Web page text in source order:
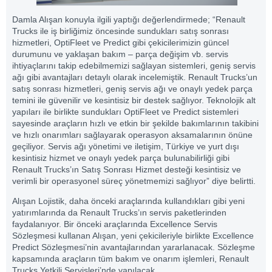
Damla Alışan konuyla ilgili yaptığı değerlendirmede; “Renault
Trucks ile iş birliğimiz öncesinde sundukları satış sonrası
hizmetleri, OptiFleet ve Predict gibi çekicilerimizin güncel
durumunu ve yaklaşan bakım – parça değişim vb. servis
ihtiyaçlarını takip edebilmemizi sağlayan sistemleri, geniş servis
ağı gibi avantajları detaylı olarak incelemiştik. Renault Trucks’un
satış sonrası hizmetleri, geniş servis ağı ve onaylı yedek parça
temini ile güvenilir ve kesintisiz bir destek sağlıyor. Teknolojik alt
yapıları ile birlikte sundukları OptiFleet ve Predict sistemleri
sayesinde araçların hızlı ve etkin bir şekilde bakımlarının takibini
ve hızlı onarımları sağlayarak operasyon aksamalarının önüne
geçiliyor. Servis ağı yönetimi ve iletişim, Türkiye ve yurt dışı
kesintisiz hizmet ve onaylı yedek parça bulunabilirliği gibi
Renault Trucks’ın Satış Sonrası Hizmet desteği kesintisiz ve
verimli bir operasyonel süreç yönetmemizi sağlıyor” diye belirtti.
Alışan Lojistik, daha önceki araçlarında kullandıkları gibi yeni
yatırımlarında da Renault Trucks’ın servis paketlerinden
faydalanıyor. Bir önceki araçlarında Excellence Servis
Sözleşmesi kullanan Alışan, yeni çekicileriyle birlikte Excellence
Predict Sözleşmesi’nin avantajlarından yararlanacak. Sözleşme
kapsamında araçların tüm bakım ve onarım işlemleri, Renault